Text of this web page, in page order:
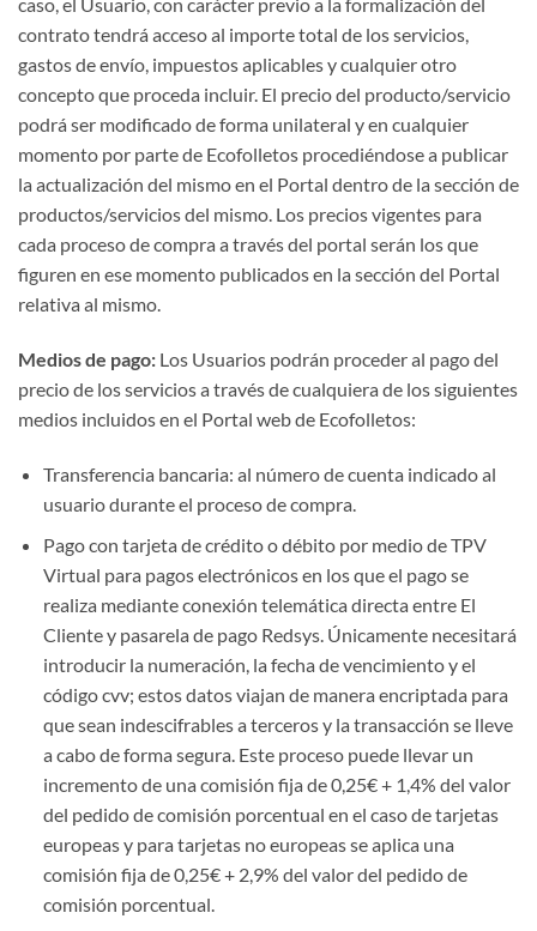
contrato tendrá acceso al importe total de los servicios,
gastos de envío, impuestos aplicables y cualquier otro
concepto que proceda incluir. El precio del producto/servicio
podrá ser modificado de forma unilateral y en cualquier
momento por parte de Ecofolletos procediéndose a publicar
la actualización del mismo en el Portal dentro de la sección de
productos/servicios del mismo. Los precios vigentes para
cada proceso de compra a través del portal serán los que
figuren en ese momento publicados en la sección del Portal
relativa al mismo.
Medios de pago: Los Usuarios podrán proceder al pago del
precio de los servicios a través de cualquiera de los siguientes
medios incluidos en el Portal web de Ecofolletos:
Transferencia bancaria: al número de cuenta indicado al
usuario durante el proceso de compra.
Pago con tarjeta de crédito o débito por medio de TPV
Virtual para pagos electrónicos en los que el pago se
realiza mediante conexión telemática directa entre El
Cliente y pasarela de pago Redsys. Únicamente necesitará
introducir la numeración, la fecha de vencimiento y el
código cvv; estos datos viajan de manera encriptada para
que sean indescifrables a terceros y la transacción se lleve
a cabo de forma segura. Este proceso puede llevar un
incremento de una comisión fija de 0,25€ + 1,4% del valor
del pedido de comisión porcentual en el caso de tarjetas
europeas y para tarjetas no europeas se aplica una
comisión fija de 0,25€ + 2,9% del valor del pedido de
comisión porcentual.